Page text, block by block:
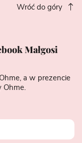
Wróć do góry
Małgosi
a w prezencie